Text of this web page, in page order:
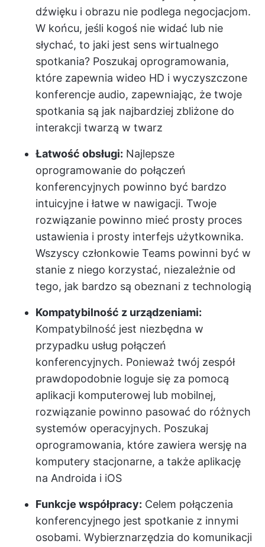
dźwięku i obrazu nie podlega negocjacjom.
W końcu, jeśli kogoś nie widać lub nie
słychać, to jaki jest sens wirtualnego
spotkania? Poszukaj oprogramowania,
które zapewnia wideo HD i wyczyszczone
konferencje audio, zapewniając, że twoje
spotkania są jak najbardziej zbliżone do
interakcji twarzą w twarz
Łatwość obsługi: Najlepsze
oprogramowanie do połączeń
konferencyjnych powinno być bardzo
intuicyjne i łatwe w nawigacji. Twoje
rozwiązanie powinno mieć prosty proces
ustawienia i prosty interfejs użytkownika.
Wszyscy członkowie Teams powinni być w
stanie z niego korzystać, niezależnie od
tego, jak bardzo są obeznani z technologią
Kompatybilność z urządzeniami:
Kompatybilność jest niezbędna w
przypadku usług połączeń
konferencyjnych. Ponieważ twój zespół
prawdopodobnie loguje się za pomocą
aplikacji komputerowej lub mobilnej,
rozwiązanie powinno pasować do różnych
systemów operacyjnych. Poszukaj
oprogramowania, które zawiera wersję na
komputery stacjonarne, a także aplikację
na Androida i iOS
Funkcje współpracy: Celem połączenia
konferencyjnego jest spotkanie z innymi
osobami. Wybierznarzędzia do komunikacji